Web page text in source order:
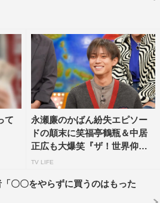
を温めて爆発など、身近な爆発
。ペットボトルや食べ物のゴミが
いほどの“ゴミ屋敷”で生活してい
る物が爆発。「命の危険を感じ
を本人出演で再現する。
険な体験をしたエピソードが続々
のホテルに宿泊した際、「油揚げ
知器が鳴っちゃって。当時19、
ごく焦って」と、火災報知器を止
で対応した経験を明かす。
て
永瀬廉のかばん紛失エピソー
ドの顛末に笑福亭鶴瓶＆中居
正広も大爆笑『ザ！世界仰天
ニ...
TV LIFE
〇〇をやらずに買うのはもった